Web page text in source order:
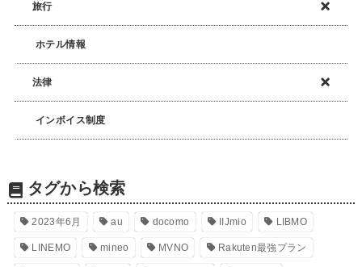
旅行
ホテル情報
法律
インボイス制度
タグから検索
2023年6月 au docomo IIJmio LIBMO
LINEMO mineo MVNO Rakuten最強プラン